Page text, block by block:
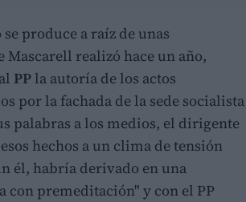
produce a raíz de unas
Mascarell realizó hace un año,
PP la autoría de los actos
por la fachada de la sede socialista
palabras a los medios, el dirigente
hechos a un clima de tensión
él, habría derivado en una
con premeditación" y con el PP